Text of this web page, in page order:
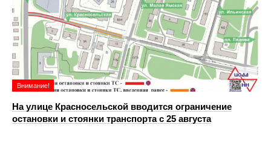
Внимание!
На улице Красносельской вводится ограничение
остановки и стоянки транспорта с 25 августа